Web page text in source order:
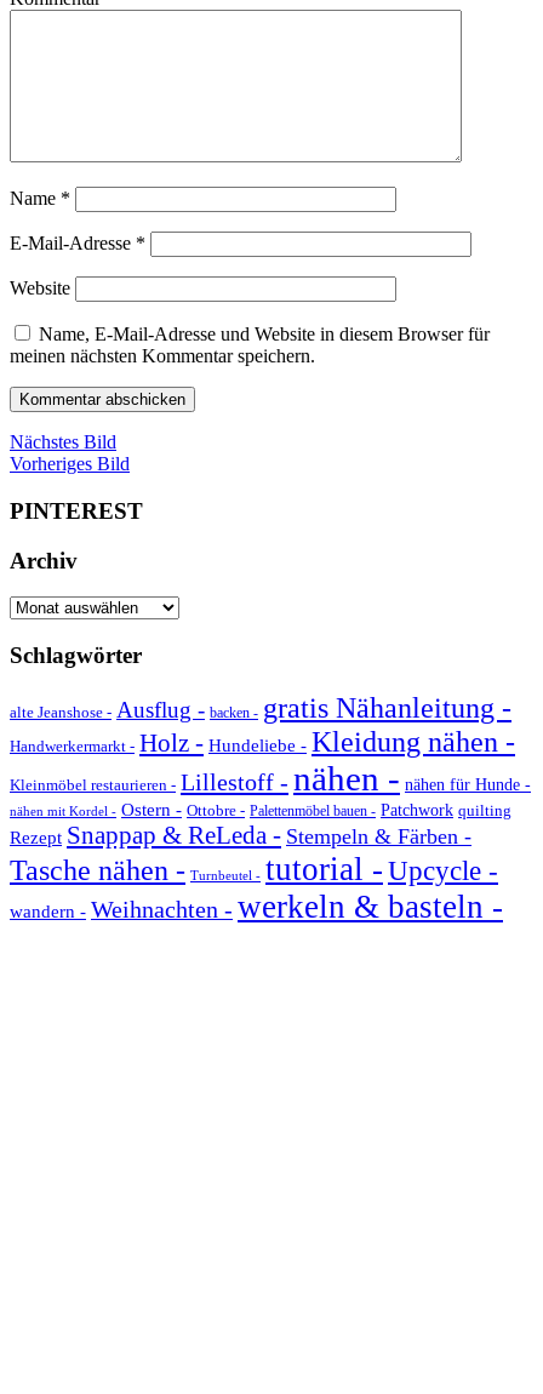
Name *
E-Mail-Adresse *
Website
Name, E-Mail-Adresse und Website in diesem Browser für
meinen nächsten Kommentar speichern.
Nächstes Bild
Vorheriges Bild
PINTEREST
Archiv
Archiv
Schlagwörter
alte Jeanshose - Ausflug - backen - gratis Nähanleitung -
Handwerkermarkt - Holz - Hundeliebe - Kleidung nähen -
Kleinmöbel restaurieren - Lillestoff - nähen - nähen für Hunde -
nähen mit Kordel - Ostern - Ottobre - Palettenmöbel bauen - Patchwork quilting
Rezept Snappap & ReLeda - Stempeln & Färben -
Tasche nähen - Turnbeutel - tutorial -Upcycle -
wandern - Weihnachten - werkeln & basteln -